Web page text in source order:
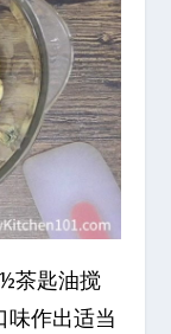
茶匙油搅
味作出适当